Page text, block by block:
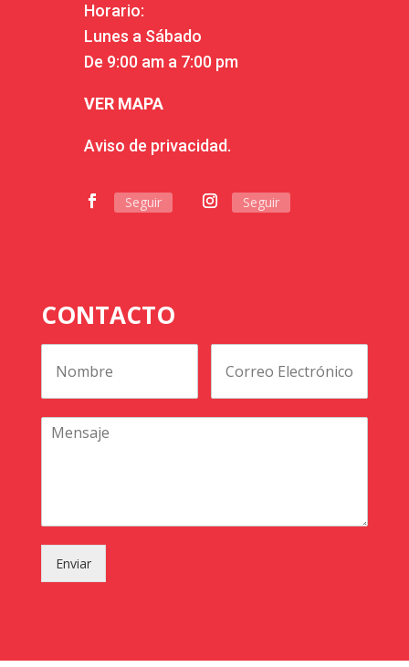
Horario:
Lunes a Sábado
De 9:00 am a 7:00 pm
VER MAPA
Aviso de privacidad.
Seguir Seguir
CONTACTO
Enviar